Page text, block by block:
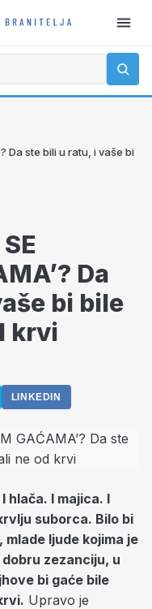
Da ste bili u ratu, i vaše bi
Da
bi bile
krvi
LINKEDIN
hlača. I majica. I
suborca. Bilo bi
ljude kojima je
zezanciju, u
bi gaće bile
Upravo je